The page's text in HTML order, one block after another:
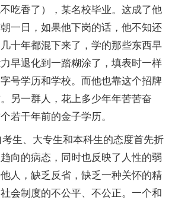
不吃香了），某名校毕业。这成了他
一日，如果他下岗的话，他不知还
十年都混下来了，学的那些东西早
早退化到一踏糊涂了，填表时一样
号学历和学校。而他也靠这个招牌
另一群人，花上多少年年苦苦奋
若干年前的金子学历。
生、大专生和本科生的态度首先折
向的病态，同时也反映了人性的弱
人，缺乏反省，缺乏一种关怀的精
会制度的不公平、不公正。一个和